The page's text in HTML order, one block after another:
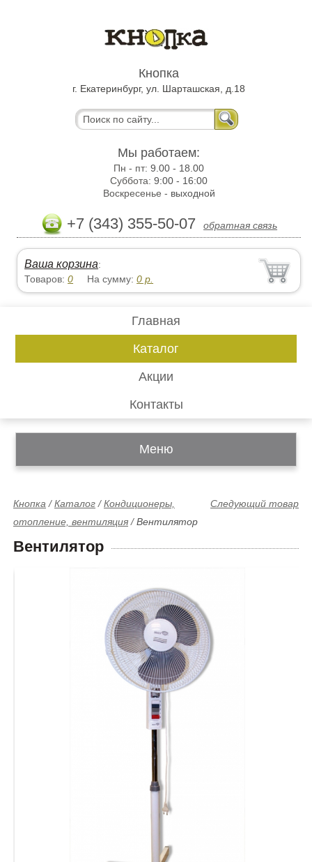
Кнопка
г. Екатеринбург, ул. Шарташская, д.18
Мы работаем:
Пн - пт:9.00 - 18.00
Суббота:9:00 - 16:00
Воскресенье - выходной
+7 (343) 355-50-07 обратная связь
Ваша корзина:
Товаров:0 На сумму:0 р.
Главная
Каталог
Акции
Контакты
Меню
Следующий товар
Кнопка /Каталог /Кондиционеры,
отопление, вентиляция /Вентилятор
Вентилятор